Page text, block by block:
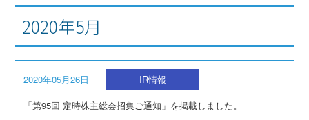
2020年5月
2020年05月26日
IR情報
「第95回 定時株主総会招集ご通知」を掲載しました。